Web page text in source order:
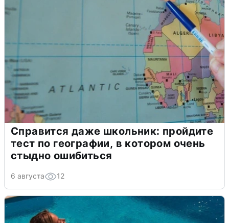
Справится даже школьник: пройдите
тест по географии, в котором очень
стыдно ошибиться
6 августа 12